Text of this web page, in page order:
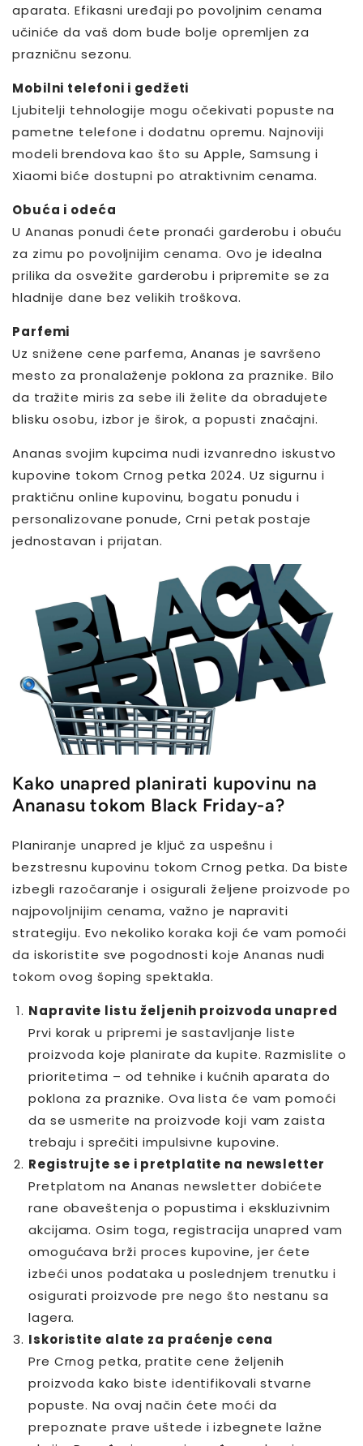
aparata. Efikasni uređaji po povoljnim cenama
učiniće da vaš dom bude bolje opremljen za
prazničnu sezonu.
Mobilni telefoni i gedžeti
Ljubitelji tehnologije mogu očekivati popuste na
pametne telefone i dodatnu opremu. Najnoviji
modeli brendova kao što su Apple, Samsung i
Xiaomi biće dostupni po atraktivnim cenama.
Obuća i odeća
U Ananas ponudi ćete pronaći garderobu i obuću
za zimu po povoljnijim cenama. Ovo je idealna
prilika da osvežite garderobu i pripremite se za
hladnije dane bez velikih troškova.
Parfemi
Uz snižene cene parfema, Ananas je savršeno
mesto za pronalaženje poklona za praznike. Bilo
da tražite miris za sebe ili želite da obradujete
blisku osobu, izbor je širok, a popusti značajni.
Ananas svojim kupcima nudi izvanredno iskustvo
kupovine tokom Crnog petka 2024. Uz sigurnu i
praktičnu online kupovinu, bogatu ponudu i
personalizovane ponude, Crni petak postaje
jednostavan i prijatan.
Kako unapred planirati kupovinu na
Ananasu tokom Black Friday-a?
Planiranje unapred je ključ za uspešnu i
bezstresnu kupovinu tokom Crnog petka. Da biste
izbegli razočaranje i osigurali željene proizvode po
najpovoljnijim cenama, važno je napraviti
strategiju. Evo nekoliko koraka koji će vam pomoći
da iskoristite sve pogodnosti koje Ananas nudi
tokom ovog šoping spektakla.
Napravite listu željenih proizvoda unapred
Prvi korak u pripremi je sastavljanje liste
proizvoda koje planirate da kupite. Razmislite o
prioritetima – od tehnike i kućnih aparata do
poklona za praznike. Ova lista će vam pomoći
da se usmerite na proizvode koji vam zaista
trebaju i sprečiti impulsivne kupovine.
Registrujte se i pretplatite na newsletter
Pretplatom na Ananas newsletter dobićete
rane obaveštenja o popustima i ekskluzivnim
akcijama. Osim toga, registracija unapred vam
omogućava brži proces kupovine, jer ćete
izbeći unos podataka u poslednjem trenutku i
osigurati proizvode pre nego što nestanu sa
lagera.
Iskoristite alate za praćenje cena
Pre Crnog petka, pratite cene željenih
proizvoda kako biste identifikovali stvarne
popuste. Na ovaj način ćete moći da
prepoznate prave uštede i izbegnete lažne